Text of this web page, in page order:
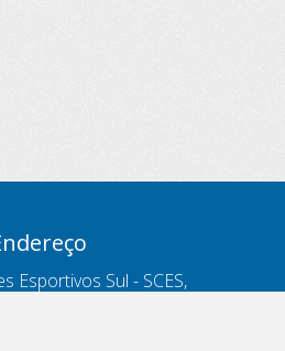
Esportivos Sul - SCES,